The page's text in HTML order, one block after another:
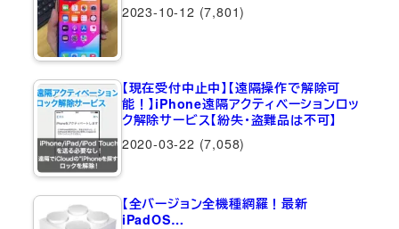
2023-10-12 (7,801)
【現在受付中止中】【遠隔操作で解除可
能！】iPhone遠隔アクティベーションロッ
ク解除サービス【紛失・盗難品は不可】
2020-03-22 (7,058)
【全バージョン全機種網羅！最新
iPadOS…